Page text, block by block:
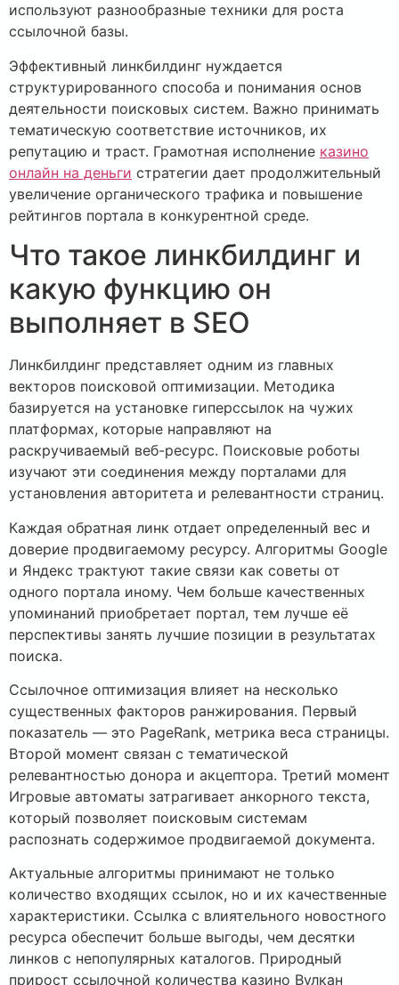
используют разнообразные техники для роста
ссылочной базы.
Эффективный линкбилдинг нуждается
структурированного способа и понимания основ
деятельности поисковых систем. Важно принимать
тематическую соответствие источников, их
репутацию и траст. Грамотная исполнение казино
онлайн на деньги стратегии дает продолжительный
увеличение органического трафика и повышение
рейтингов портала в конкурентной среде.
Что такое линкбилдинг и
какую функцию он
выполняет в SEO
Линкбилдинг представляет одним из главных
векторов поисковой оптимизации. Методика
базируется на установке гиперссылок на чужих
платформах, которые направляют на
раскручиваемый веб-ресурс. Поисковые роботы
изучают эти соединения между порталами для
установления авторитета и релевантности страниц.
Каждая обратная линк отдает определенный вес и
доверие продвигаемому ресурсу. Алгоритмы Google
и Яндекс трактуют такие связи как советы от
одного портала иному. Чем больше качественных
упоминаний приобретает портал, тем лучше её
перспективы занять лучшие позиции в результатах
поиска.
Ссылочное оптимизация влияет на несколько
существенных факторов ранжирования. Первый
показатель — это PageRank, метрика веса страницы.
Второй момент связан с тематической
релевантностью донора и акцептора. Третий момент
Игровые автоматы затрагивает анкорного текста,
который позволяет поисковым системам
распознать содержимое продвигаемой документа.
Актуальные алгоритмы принимают не только
количество входящих ссылок, но и их качественные
характеристики. Ссылка с влиятельного новостного
ресурса обеспечит больше выгоды, чем десятки
линков с непопулярных каталогов. Природный
прирост ссылочной количества казино Вулкан